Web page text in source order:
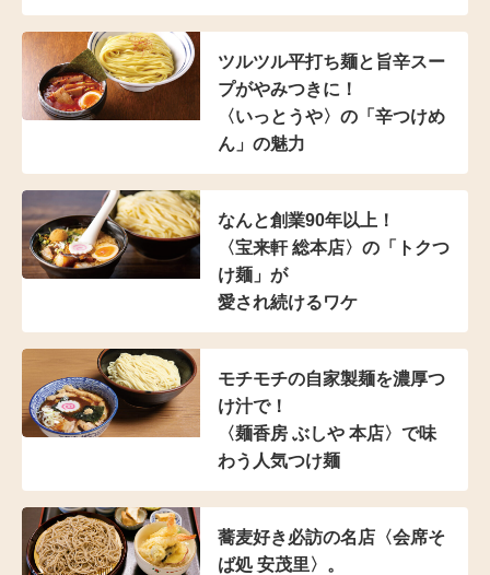
ツルツル平打ち麺と 旨辛スー
プがやみつきに！
〈いっとうや〉の 「辛つけめ
ん」の魅力
なんと創業90年以上！
〈宝来軒 総本店〉の 「トクつ
け麺」が
愛され続けるワケ
モチモチの自家製麺を濃厚つ
け汁で！
〈麺香房 ぶしや 本店〉 で味
わう人気つけ麺
蕎麦好き必訪の名店 〈会席そ
ば処 安茂里〉。